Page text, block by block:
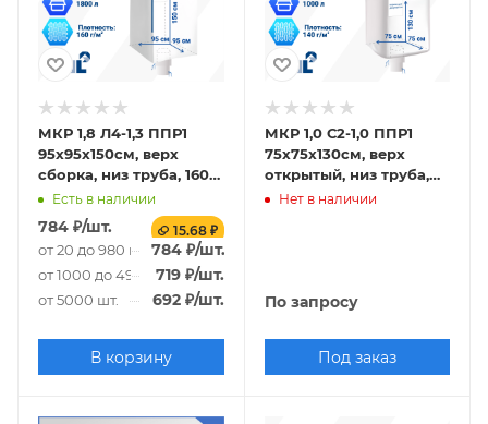
МКР 1,8 Л4-1,3 ППР1
95х95х150см, верх
сборка, низ труба, 160г/
м2Есть в наличии
784 ₽/шт. 15.68 ₽
от 20 до 980 шт. 784 ₽/шт.
от 1000 до 4980 шт.
719₽/шт.
от 5000 шт. 692₽/шт.
В корзину
МКР 1,0 С2-1,0 ППР1
75х75х130см, верх
открытый, низ труба,
140г/м2
Нет в наличии
По запросу
Под заказ